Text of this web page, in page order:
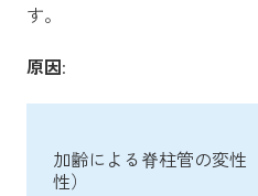
す。
原因:
加齢による脊柱管の変性
性）